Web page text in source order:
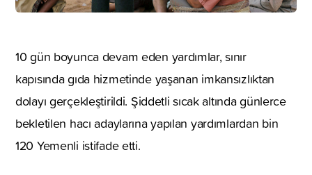
10 gün boyunca devam eden yardımlar, sınır
kapısında gıda hizmetinde yaşanan imkansızlıktan
dolayı gerçekleştirildi. Şiddetli sıcak altında günlerce
bekletilen hacı adaylarına yapılan yardımlardan bin
120 Yemenli istifade etti.